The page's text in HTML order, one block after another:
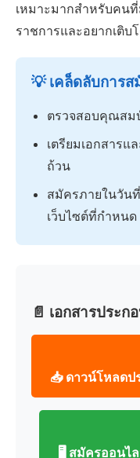
เหมาะมากสำหรับคน
ราชการและอยากเติบ
💡 เคล็ดลับการส
ตรวจสอบคุณสม
เตรียมเอกสาร
ถ้วน
สมัครภายในวัน
เว็บไซต์ที่กำหนด
📄 เอกสารประก
📥 ดาวน์โหลดป
🖥️ สมัครออนไ